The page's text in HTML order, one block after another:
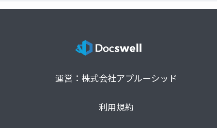
運営：株式会社アプルーシッド
利用規約